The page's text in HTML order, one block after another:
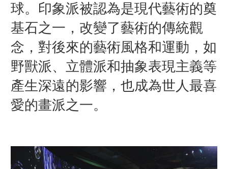
球。印象派被認為是現代藝術的奠
基石之一，改變了藝術的傳統觀
念，對後來的藝術風格和運動，如
野獸派、立體派和抽象表現主義等
產生深遠的影響，也成為世人最喜
愛的畫派之一。